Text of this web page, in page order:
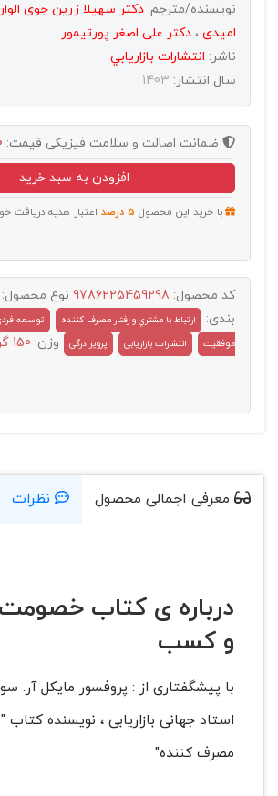
نویسنده/مترجم: دکتر سهیلا زرین جوی الوار
امیدی ، دکتر علی اصغر پورتیمور
ناشر: انتشارات بازاريابي
سال انتشار: 1403
ضمانت اصالت و سلامت فیزیکی قیمت:
افزودن به سبد خرید
با خرید این محصول 5 درصد اعتبار هدیه دریافت
کد محصول: 9786225459298 نوع
بندی:
ارتباط با مشتري و رفتار مصرف کننده
توسعه
موفقيت
انتشارات بازاریابی پرویز درگی وزن: 150 گرم
معرفی اجمالی محصول نظرات
درباره ی کتاب خصومت
و کسب
با پیشگفتاری از : پروفسور مایکل آر.
استاد جهانی بازاریابی ، نویسنده کتاب "
مصرف کننده"